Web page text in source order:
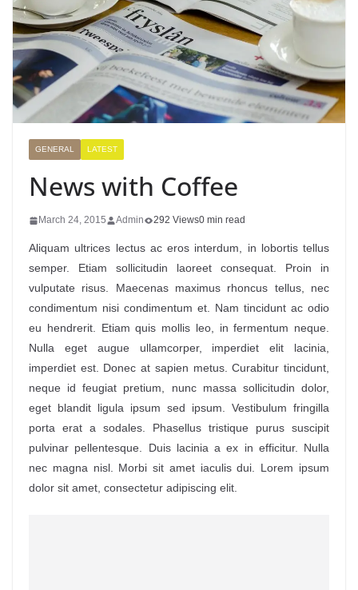
GENERAL LATEST
News with Coffee
March 24, 2015 Admin 292 Views0 min read
Aliquam ultrices lectus ac eros interdum, in lobortis tellus
semper. Etiam sollicitudin laoreet consequat. Proin in
vulputate risus. Maecenas maximus rhoncus tellus, nec
condimentum nisi condimentum et. Nam tincidunt ac odio
eu hendrerit. Etiam quis mollis leo, in fermentum neque.
Nulla eget augue ullamcorper, imperdiet elit lacinia,
imperdiet est. Donec at sapien metus. Curabitur tincidunt,
neque id feugiat pretium, nunc massa sollicitudin dolor,
eget blandit ligula ipsum sed ipsum. Vestibulum fringilla
porta erat a sodales. Phasellus tristique purus suscipit
pulvinar pellentesque. Duis lacinia a ex in efficitur. Nulla
nec magna nisl. Morbi sit amet iaculis dui. Lorem ipsum
dolor sit amet, consectetur adipiscing elit.